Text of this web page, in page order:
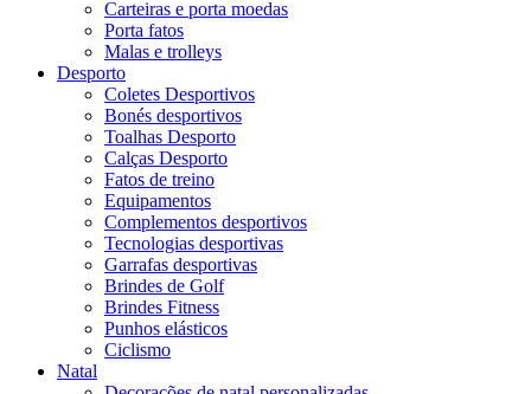
Carteiras e porta moedas
Porta fatos
Malas e trolleys
Desporto
Coletes Desportivos
Bonés desportivos
Toalhas Desporto
Calças Desporto
Fatos de treino
Equipamentos
Complementos desportivos
Tecnologias desportivas
Garrafas desportivas
Brindes de Golf
Brindes Fitness
Punhos elásticos
Ciclismo
Natal